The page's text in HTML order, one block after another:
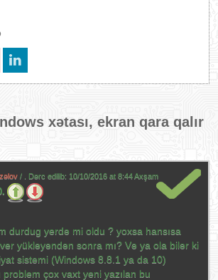
xətası, ekran qara qalır
/ . Dərc edilib: 10/10/2016 at 8:44 Axşam
durdug yerdə mi oldu ? yoxsa hansısa
yükləyəndən sonra mı? Və ya ola bilər ki
sistemi (Windows 8.8.1 ya da 10)
problem çox vaxt yeni yazılan bu